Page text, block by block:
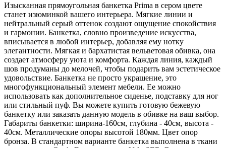
Изысканная прямоугольная банкетка Prima в сером цвете
станет изюминкой вашего интерьера. Мягкие линии и
нейтральный серый оттенок создают ощущение спокойствия
и гармонии. Банкетка, словно произведение искусства,
вписывается в любой интерьер, добавляя ему нотку
элегантности. Мягкая и бархатистая вельветовая обивка, она
создает атмосферу уюта и комфорта. Каждая линия, каждый
шов продуманы до мелочей, чтобы подарить вам эстетическое
удовольствие. Банкетка не просто украшение, это
многофункциональный элемент мебели. Ее можно
использовать как дополнительное сиденье, подставку для ног
или стильный пуф. Вы можете купить готовую бежевую
банкетку или заказать данную модель в обивке на ваш выбор.
Габариты банкетки: ширина-160см, глубина - 40см, высота -
40см. Металлические опоры высотой 180мм. Цвет опор
бронза. В стандартном варианте банкетка выполнена в ткани